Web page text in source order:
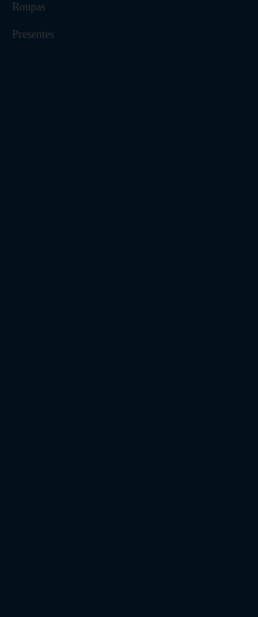
Roupas
Presentes